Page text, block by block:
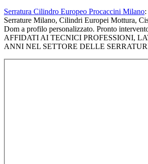
Serratura Cilindro Europeo Procaccini Milano
Serrature Milano, Cilindri Europei Mottura,
Dom a profilo personalizzato. Pronto
AFFIDATI AI TECNICI PROFESSIONI,
ANNI NEL SETTORE DELLE